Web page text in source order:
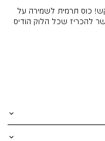
כוס תרמית לשמירה על
להכריז שכל הלוק הודיס